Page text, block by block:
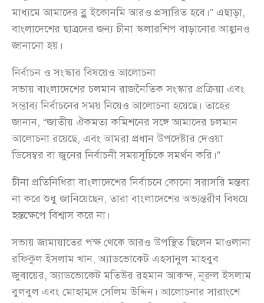
মাধ্যমে আমাদের ব্লু ইকোনমি আরও প্রসারিত হবে।” এছাড়া,
বাংলাদেশের ছাত্রদের জন্য চীনা স্কলারশিপ বাড়ানোর আহ্বানও
জানানো হয়।
নির্বাচন ও সংস্কার বিষয়েও আলোচনা
সভায় বাংলাদেশের চলমান রাজনৈতিক সংস্কার প্রক্রিয়া এবং
সম্ভাব্য নির্বাচনের সময় নিয়েও আলোচনা হয়েছে। তাহের
জানান, “জাতীয় ঐকমত্য কমিশনের সঙ্গে আমাদের চলমান
আলোচনা রয়েছে, এবং আমরা প্রধান উপদেষ্টার দেওয়া
ডিসেম্বর বা জুনের নির্বাচনী সময়সূচিকে সমর্থন করি।”
চীনা প্রতিনিধিরা বাংলাদেশের নির্বাচনে কোনো সরাসরি মন্তব্য
না করে শুধু জানিয়েছেন, তারা বাংলাদেশের অভ্যন্তরীণ বিষয়ে
হস্তক্ষেপে বিশ্বাস করে না।
সভায় জামায়াতের পক্ষ থেকে আরও উপস্থিত ছিলেন মাওলানা
রফিকুল ইসলাম খান, অ্যাডভোকেট এহসানুল মাহবুব
জুবায়ের, অ্যাডভোকেট মতিউর রহমান আকন্দ, নূরুল ইসলাম
বুলবুল এবং মোহাম্মদ সেলিম উদ্দিন। আলোচনার সারাংশে